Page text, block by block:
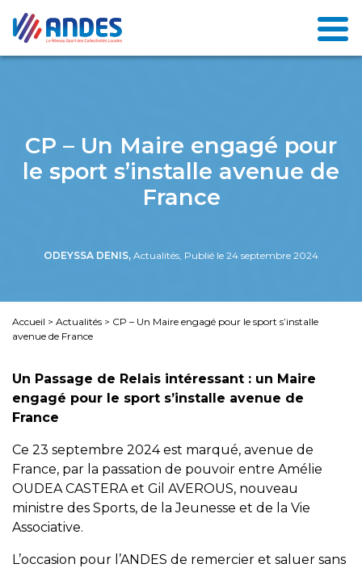
CP – Un Maire engagé pour
le sport s’installe avenue de
France
ODEYSSA DENIS, Actualités, Publié le 24 septembre 2024
Accueil > Actualités > CP – Un Maire engagé pour le sport s’installe
avenue de France
Un Passage de Relais intéressant : un Maire
engagé pour le sport s’installe avenue de
France
Ce 23 septembre 2024 est marqué, avenue de
France, par la passation de pouvoir entre Amélie
OUDEA CASTERA et Gil AVEROUS, nouveau
ministre des Sports, de la Jeunesse et de la Vie
Associative.
L’occasion pour l’ANDES de remercier et saluer sans